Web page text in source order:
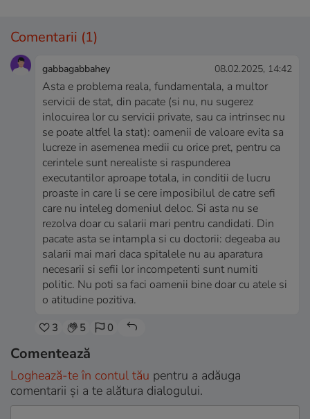
Comentarii (1)
gabbagabbahey 08.02.2025, 14:42
Asta e problema reala, fundamentala, a multor
servicii de stat, din pacate (si nu, nu sugerez
inlocuirea lor cu servicii private, sau ca intrinsec nu
se poate altfel la stat): oamenii de valoare evita sa
lucreze in asemenea medii cu orice pret, pentru ca
cerintele sunt nerealiste si raspunderea
executantilor aproape totala, in conditii de lucru
proaste in care li se cere imposibilul de catre sefi
care nu inteleg domeniul deloc. Si asta nu se
rezolva doar cu salarii mari pentru candidati. Din
pacate asta se intampla si cu doctorii: degeaba au
salarii mai mari daca spitalele nu au aparatura
necesarii si sefii lor incompetenti sunt numiti
politic. Nu poti sa faci oamenii bine doar cu atele si
o atitudine pozitiva.
3 5 0
Comentează
Loghează-te în contul tău pentru a adăuga
comentarii și a te alătura dialogului.